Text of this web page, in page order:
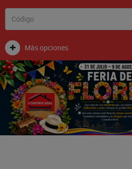
Más opciones